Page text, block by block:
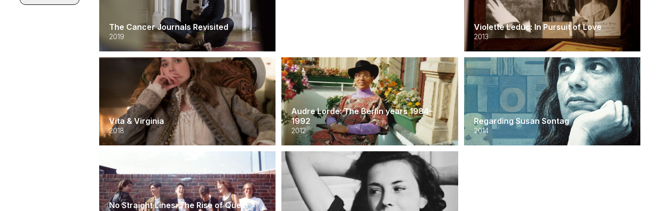
The Cancer Journals Revisited
2019
Violette Leduc: In Pursuit of Love
2013
Vita & Virginia
2018
Audre Lorde: The Berlin years 1984–
1992
2012
Regarding Susan Sontag
2014
No Straight Lines: The Rise of Queer